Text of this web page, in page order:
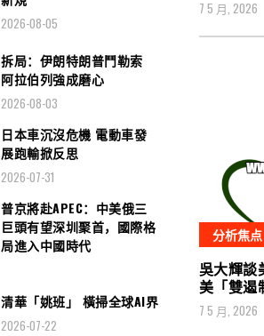
7 5 月, 2026
分析焦点
吳大輝談
美「雙遏
7 5 月, 2026
2026-08-05
拆局：伊朗特朗普鬥勒索
阿拉伯列強成磨心
2026-08-03
日本車沉沒危機 電動車發
展跑輸掀反思
2026-07-31
普京將赴APEC：中美俄三
巨頭有望深圳聚首，國際格
局進入中國時代
清華「姚班」 橫掃全球AI界
2026-07-22